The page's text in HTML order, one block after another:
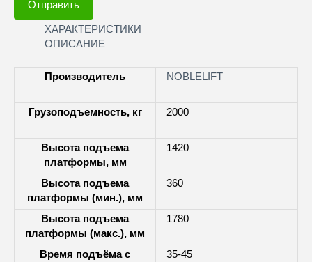
Отправить
ХАРАКТЕРИСТИКИ
ОПИСАНИЕ
Производитель NOBLELIFT
Грузоподъемность, кг 2000
Высота подъема
платформы, мм
1420
Высота подъема
платформы (мин.), мм
360
Высота подъема
платформы (макс.), мм
1780
Время подъёма с
35-45